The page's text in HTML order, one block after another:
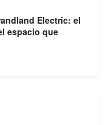
Electric: el
espacio que